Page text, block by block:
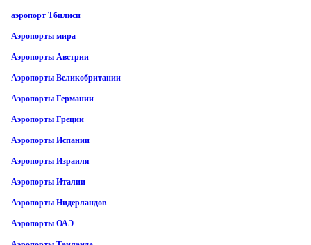
аэропорт Тбилиси
Аэропорты мира
Аэропорты Австрии
Аэропорты Великобритании
Аэропорты Германии
Аэропорты Греции
Аэропорты Испании
Аэропорты Израиля
Аэропорты Италии
Аэропорты Нидерландов
Аэропорты ОАЭ